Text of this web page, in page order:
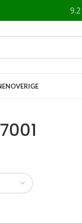
9.2
OVERIGE